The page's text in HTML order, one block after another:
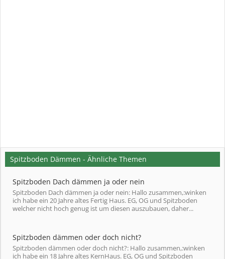
Spitzboden Dämmen - Ähnliche Themen
Spitzboden Dach dämmen ja oder nein
Spitzboden Dach dämmen ja oder nein: Hallo zusammen,:winken
ich habe ein 20 Jahre altes Fertig Haus. EG, OG und Spitzboden
welcher nicht hoch genug ist um diesen auszubauen, daher...
Spitzboden dämmen oder doch nicht?
Spitzboden dämmen oder doch nicht?: Hallo zusammen,:winken
ich habe ein 18 Jahre altes KernHaus. EG, OG und Spitzboden